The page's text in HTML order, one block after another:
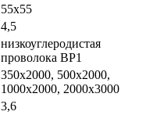
55х55
4,5
низкоуглеродистая
проволока ВР1
350х2000, 500х2000,
1000х2000, 2000х3000
3,6